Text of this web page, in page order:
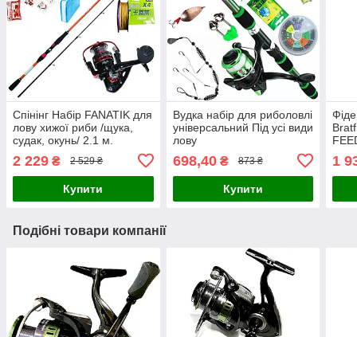
Спінінг Набір FANATIK для
лову хижої риби /щука,
судак, окунь/ 2.1 м.
2 229 ₴ 2 529 ₴
Купити
Вудка набір для риболовлі
універсальний Під усі види
лову
698,40₴ 873 ₴
Купити
1
Подібні товари компанії